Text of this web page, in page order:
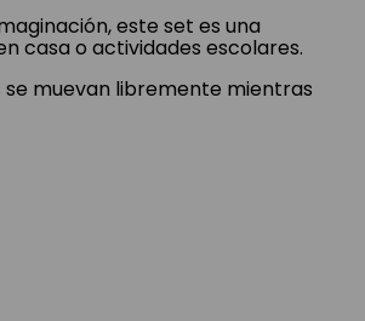
este set es una
casa o actividades escolares.
se muevan libremente mientras